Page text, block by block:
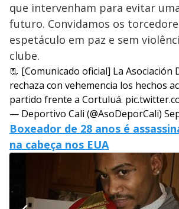
que intervenham para evitar
futuro. Convidamos os
espetáculo em paz e sem
clube.
📃 [Comunicado oficial] La Asociación
rechaza con vehemencia los hechos
partido frente a Cortuluá.
— Deportivo Cali (@AsoDeporCali)
Boxeador de 28 anos é
na cabeça nos EUA